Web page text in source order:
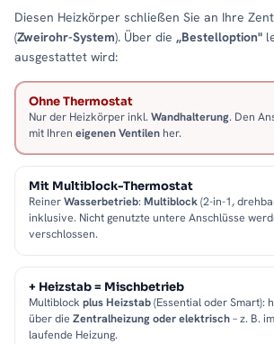
Diesen Heizkörper schließen Sie an Ihre
(Zweirohr-System). Über die „Bestelloption"
ausgestattet wird:
Ohne Thermostat
Nur der Heizkörper inkl. Wandhalterung. Den
mit Ihren eigenen Ventilen her.
Mit Multiblock-Thermostat
ReinerWasserbetrieb: Multiblock(2-in-1,
inklusive. Nicht genutzte untere Anschlüsse
verschlossen.
+ Heizstab = Mischbetrieb
Multiblock plus Heizstab(Essential oder Smart):
über die Zentralheizung oder elektrisch– z. B.
laufende Heizung.